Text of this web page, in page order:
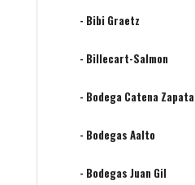
- Bibi Graetz
- Billecart-Salmon
- Bodega Catena Zapata
- Bodegas Aalto
- Bodegas Juan Gil